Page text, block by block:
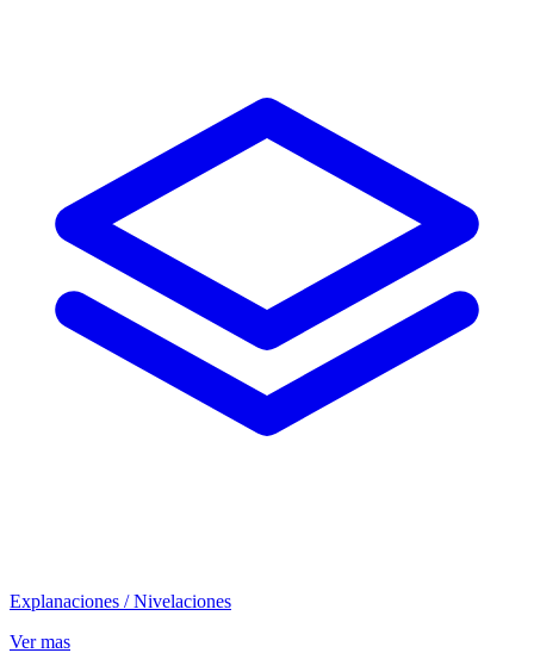
Explanaciones / Nivelaciones
Ver mas